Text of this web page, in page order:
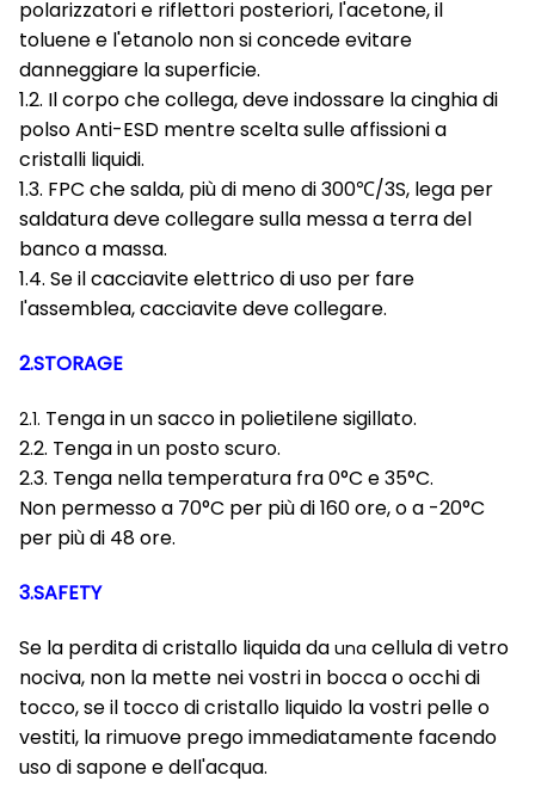
polarizzatori e riflettori posteriori, l'acetone, il
toluene e l'etanolo non si concede evitare
danneggiare la superficie.
1.2. Il corpo che collega, deve indossare la cinghia di
polso Anti-ESD mentre scelta sulle affissioni a
cristalli liquidi.
1.3. FPC che salda, più di meno di 300℃/3S, lega per
saldatura deve collegare sulla messa a terra del
banco a massa.
1.4. Se il cacciavite elettrico di uso per fare
l'assemblea, cacciavite deve collegare.
2.STORAGE
2.1. Tenga in un sacco in polietilene sigillato.
2.2. Tenga in un posto scuro.
2.3. Tenga nella temperatura fra 0°C e 35°C.
Non permesso a 70°C per più di 160 ore, o a -20°C
per più di 48 ore.
3.SAFETY
Se la perdita di cristallo liquida da una cellula di vetro
nociva, non la mette nei vostri in bocca o occhi di
tocco, se il tocco di cristallo liquido la vostri pelle o
vestiti, la rimuove prego immediatamente facendo
uso di sapone e dell'acqua.